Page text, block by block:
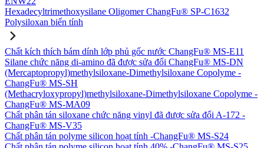
Hexadecyltrimethoxysilane Oligomer ChangFu® SP-C1632
Polysiloxan biến tính
Chất kích thích bám dính lớp phủ gốc nước ChangFu® MS-E11
Silane chức năng di-amino đã được sửa đổi ChangFu® MS-DN
(Mercaptopropyl)methylsiloxane-Dimethylsiloxane Copolyme -
ChangFu® MS-SH
(Methacryloxypropyl)methylsiloxane-Dimethylsiloxane Copolyme -
ChangFu® MS-MA09
Chất phân tán siloxane chức năng vinyl đã được sửa đổi A-172 -
ChangFu® MS-V35
Chất phân tán polyme silicon hoạt tính -ChangFu® MS-S24